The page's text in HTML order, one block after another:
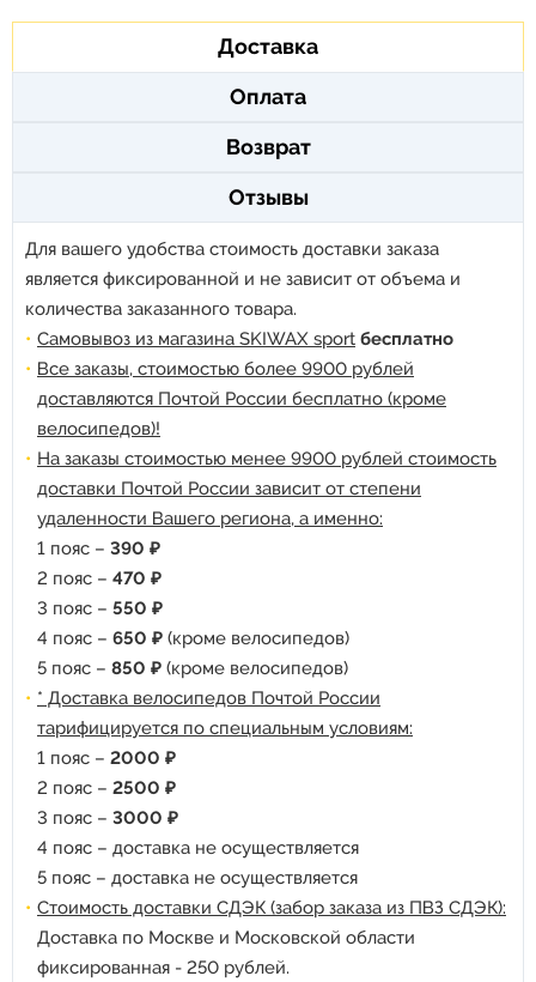
Доставка
Оплата
Возврат
Отзывы
Для вашего удобства стоимость доставки заказа
является фиксированной и не зависит от объема и
количества заказанного товара.
Самовывоз из магазина SKIWAX sport бесплатно
Все заказы, стоимостью более 9900 рублей
доставляются Почтой России бесплатно (кроме
велосипедов)!
На заказы стоимостью менее 9900 рублей стоимость
доставки Почтой России зависит от степени
удаленности Вашего региона, а именно:
1 пояс – 390 ₽
2 пояс – 470 ₽
3 пояс – 550 ₽
4 пояс – 650 ₽ (кроме велосипедов)
5 пояс – 850 ₽ (кроме велосипедов)
* Доставка велосипедов Почтой России
тарифицируется по специальным условиям:
1 пояс – 2000 ₽
2 пояс – 2500 ₽
3 пояс – 3000 ₽
4 пояс – доставка не осуществляется
5 пояс – доставка не осуществляется
Стоимость доставки СДЭК (забор заказа из ПВЗ СДЭК):
Доставка по Москве и Московской области
фиксированная - 250 рублей.